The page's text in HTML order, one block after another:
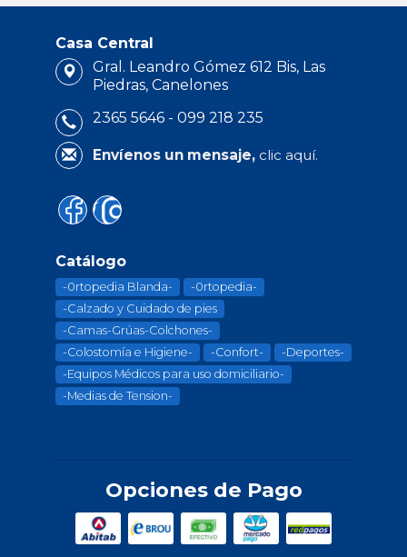
Casa Central
Gral. Leandro Gómez 612 Bis, Las
Piedras, Canelones
2365 5646 - 099 218 235
Envíenos un mensaje,clic aquí.
Catálogo
-0rtopedia Blanda-
-0rtopedia-
-Calzado y Cuidado de pies
-Camas-Grúas-Colchones-
-Colostomía e Higiene-
-Confort-
-Deportes-
-Equipos Médicos para uso domiciliario-
-Medias de Tension-
Opciones de Pago